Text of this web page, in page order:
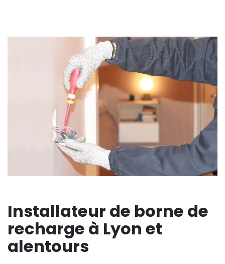
Installateur de borne de
recharge à Lyon et
alentours